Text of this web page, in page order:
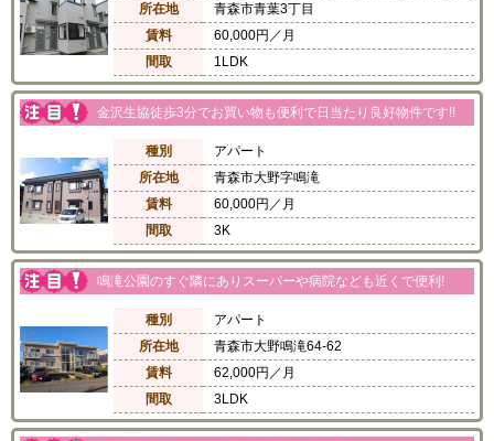
物件種別ごと
所在地
青森市青葉3丁目
賃料
60,000円／月
間取
1LDK
金沢生協徒歩3分でお買い物も便利で日当たり良好物件です!!
種別
アパート
所在地
青森市大野字鳴滝
賃料
60,000円／月
間取
3K
鳴滝公園のすぐ隣にありスーパーや病院なども近くで便利!
種別
アパート
所在地
青森市大野鳴滝64-62
賃料
62,000円／月
間取
3LDK